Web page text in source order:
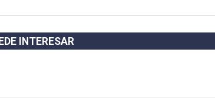
INTERESAR